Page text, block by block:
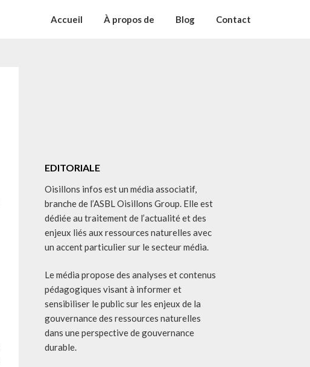
Accueil À propos de Blog Contact
EDITORIALE
Oisillons infos est un média associatif,
branche de l’ASBL Oisillons Group. Elle est
dédiée au traitement de l’actualité et des
enjeux liés aux ressources naturelles avec
un accent particulier sur le secteur média.
Le média propose des analyses et contenus
pédagogiques visant à informer et
sensibiliser le public sur les enjeux de la
gouvernance des ressources naturelles
dans une perspective de gouvernance
durable.